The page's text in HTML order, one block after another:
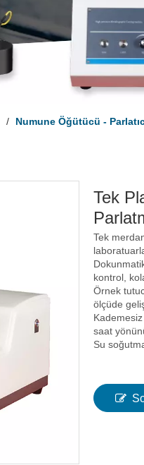
/ Numune Öğütücü -
Tek
Tek
kontrol,
Örnek
ölçüde
saat
Su